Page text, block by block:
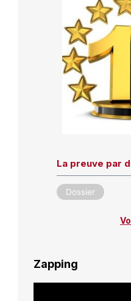
La preuve par
Dossier
Zapping